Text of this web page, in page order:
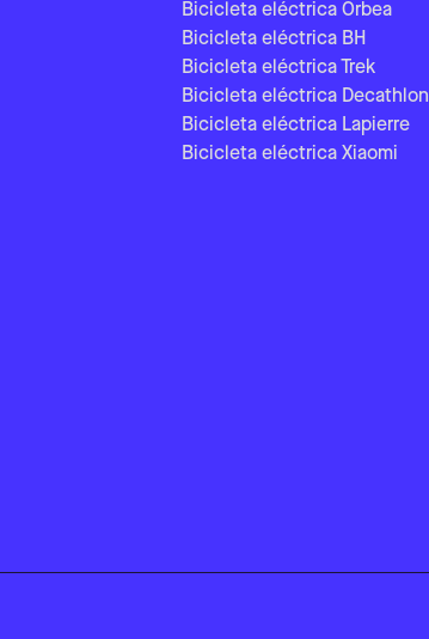
Bicicleta eléctrica Orbea
Bicicleta eléctrica BH
Bicicleta eléctrica Trek
Bicicleta eléctrica Decathlon
Bicicleta eléctrica Lapierre
Bicicleta eléctrica Xiaomi